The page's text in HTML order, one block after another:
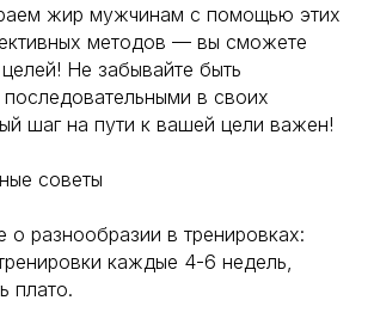
жир мужчинам с помощью этих
методов — вы сможете
Не забывайте быть
в своих
шаг на пути к вашей цели важен!
советы
о разнообразии в тренировках:
каждые 4-6 недель,
плато.